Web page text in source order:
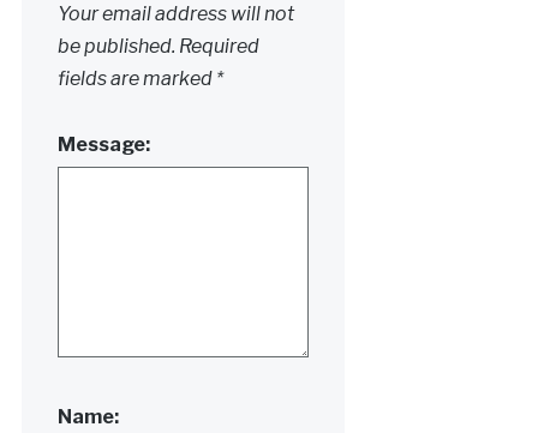
Your email address will not
be published. Required
fields are marked *
Message:
Name: